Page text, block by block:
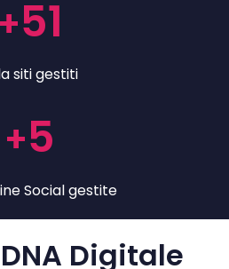
+51
siti gestiti
+5
Social gestite
Digitale